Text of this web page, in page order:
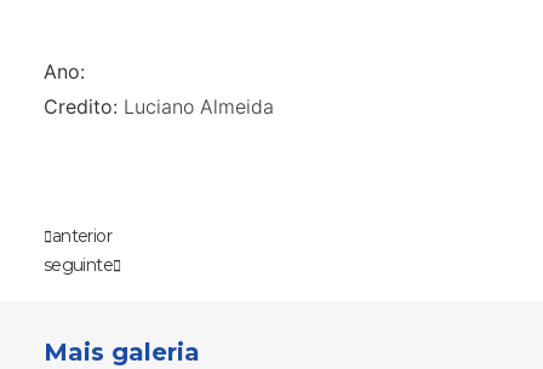
Ano:
Credito: Luciano Almeida
anterior
seguinte
Mais galeria